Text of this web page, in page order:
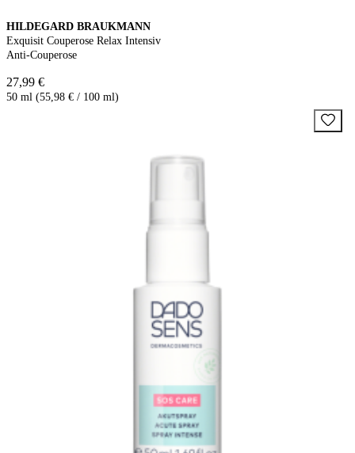
HILDEGARD BRAUKMANN
Exquisit Couperose Relax Intensiv
Anti-Couperose
27,99 €
50 ml (55,98 € / 100 ml)